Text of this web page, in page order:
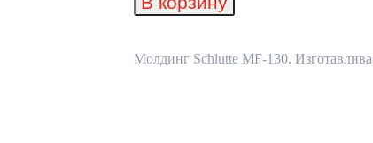
MF-
Молдинг Schlutte MF-130.